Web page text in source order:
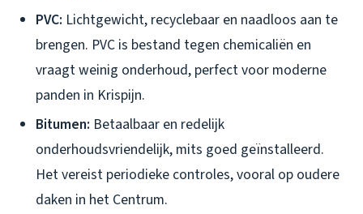
PVC: Lichtgewicht, recyclebaar en naadloos aan te
brengen. PVC is bestand tegen chemicaliën en
vraagt weinig onderhoud, perfect voor moderne
panden in Krispijn.
Bitumen: Betaalbaar en redelijk
onderhoudsvriendelijk, mits goed geïnstalleerd.
Het vereist periodieke controles, vooral op oudere
daken in het Centrum.